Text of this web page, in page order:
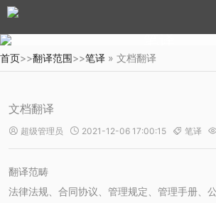
笔译
首页>>翻译范围>>笔译 » 文档翻译
文档翻译
 超级管理员  2021-12-06 17:00:15  笔译
翻译范畴
法律法规、合同协议、管理规定、管理手册、